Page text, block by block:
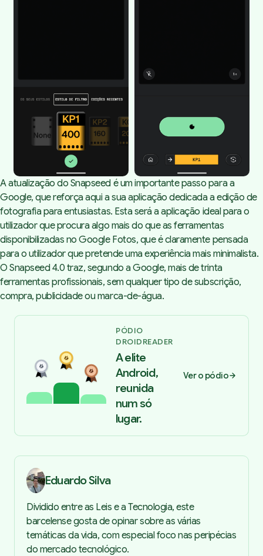
A atualização do Snapseed é um importante passo para a
Google, que reforça aqui a sua aplicação dedicada a edição de
fotografia para entusiastas. Esta será a aplicação ideal para o
utilizador que procura algo mais do que as ferramentas
disponibilizadas no Google Fotos, que é claramente pensada
para o utilizador que pretende uma experiência mais minimalista.
OSnapseed 4.0 traz, segundo a Google, mais de trinta
ferramentas profissionais, sem qualquer tipo de subscrição,
compra, publicidade ou marca-de-água.
PÓDIO
DROIDREADER
A elite
Android,
reunida
num só
lugar.
Ver o pódio
Eduardo Silva
Dividido entre as Leis e a Tecnologia, este
barcelense gosta de opinar sobre as várias
temáticas da vida, com especial foco nas peripécias
do mercado tecnológico.